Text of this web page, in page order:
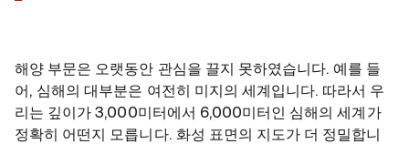
해양 부문은 오랫동안 관심을 끌지 못하였습니다. 예를 들
어, 심해의 대부분은 여전히 미지의 세계입니다. 따라서 우
리는 깊이가 3,000미터에서 6,000미터인 심해의 세계가
정확히 어떤지 모릅니다. 화성 표면의 지도가 더 정밀합니